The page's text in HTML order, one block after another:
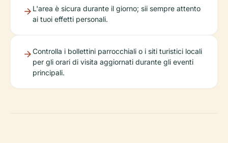
L'area è sicura durante il giorno; sii sempre attento
ai tuoi effetti personali.
Controlla i bollettini parrocchiali o i siti turistici locali
per gli orari di visita aggiornati durante gli eventi
principali.